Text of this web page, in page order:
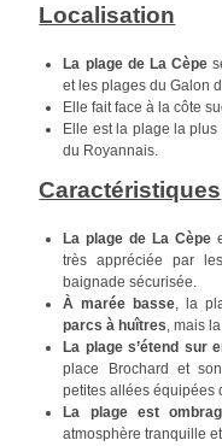
Localisation
La plage de La Cèpe
et les plages du Galon
Elle fait face à la côte
Elle est la plage la
du Royannais.
Caractéristiques
La plage de La Cèpe
très appréciée par
baignade sécurisée.
À marée basse, la
parcs à huîtres, mais
La plage s’étend sur
place Brochard et
petites allées équipées
La plage est
atmosphère tranquille